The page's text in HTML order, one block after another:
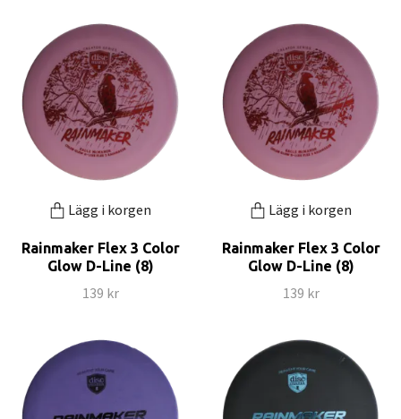
Lägg i korgen
Rainmaker Flex 3 Color
Glow D-Line (8)
139 kr
Lägg i korgen
Rainmaker Flex 3 Color
Glow D-Line (8)
139 kr